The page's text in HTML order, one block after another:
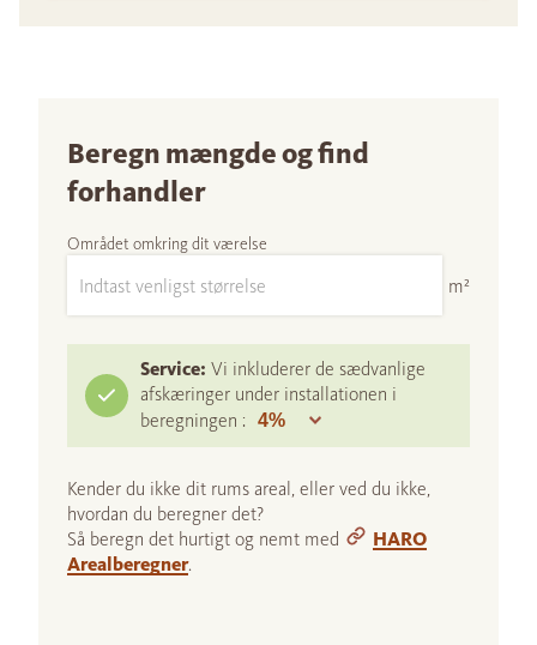
Beregn mængde og find
forhandler
Området omkring dit værelse
m²
Service: Vi inkluderer de sædvanlige
afskæringer under installationen i
beregningen :
Kender du ikke dit rums areal, eller ved du ikke,
hvordan du beregner det?
Så beregn det hurtigt og nemt med
HARO
Arealberegner.